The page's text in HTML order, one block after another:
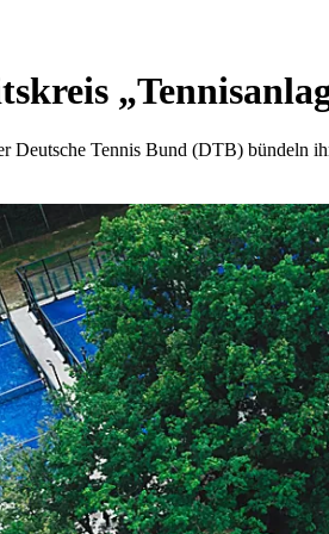
Deutsche Tennis Bund (DTB) bündeln